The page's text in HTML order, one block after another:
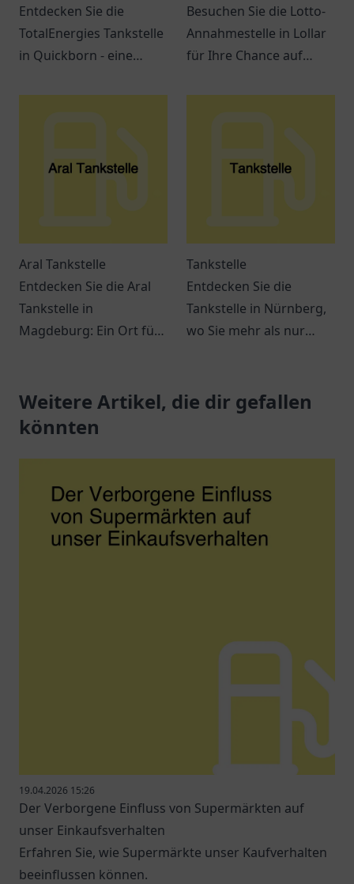
Entdecken Sie die
TotalEnergies Tankstelle
in Quickborn - eine
Reisende und
und Erreichbarkeit.
Besuchen Sie die Lotto-
Annahmestelle in Lollar
für Ihre Chance auf
Sie mit uns und
Aral Tankstelle
Entdecken Sie die Aral
Tankstelle in
Magdeburg: Ein Ort für
Service an der
Jerichower Str. 24.
Tankstelle
Entdecken Sie die
Tankstelle in Nürnberg,
wo Sie mehr als nur
Dienstleistungen
erwarten Sie.
Weitere Artikel, die dir gefallen
könnten
19.04.2026 15:26
Der Verborgene Einfluss von Supermärkten auf
unser Einkaufsverhalten
Erfahren Sie, wie Supermärkte unser Kaufverhalten
beeinflussen können.